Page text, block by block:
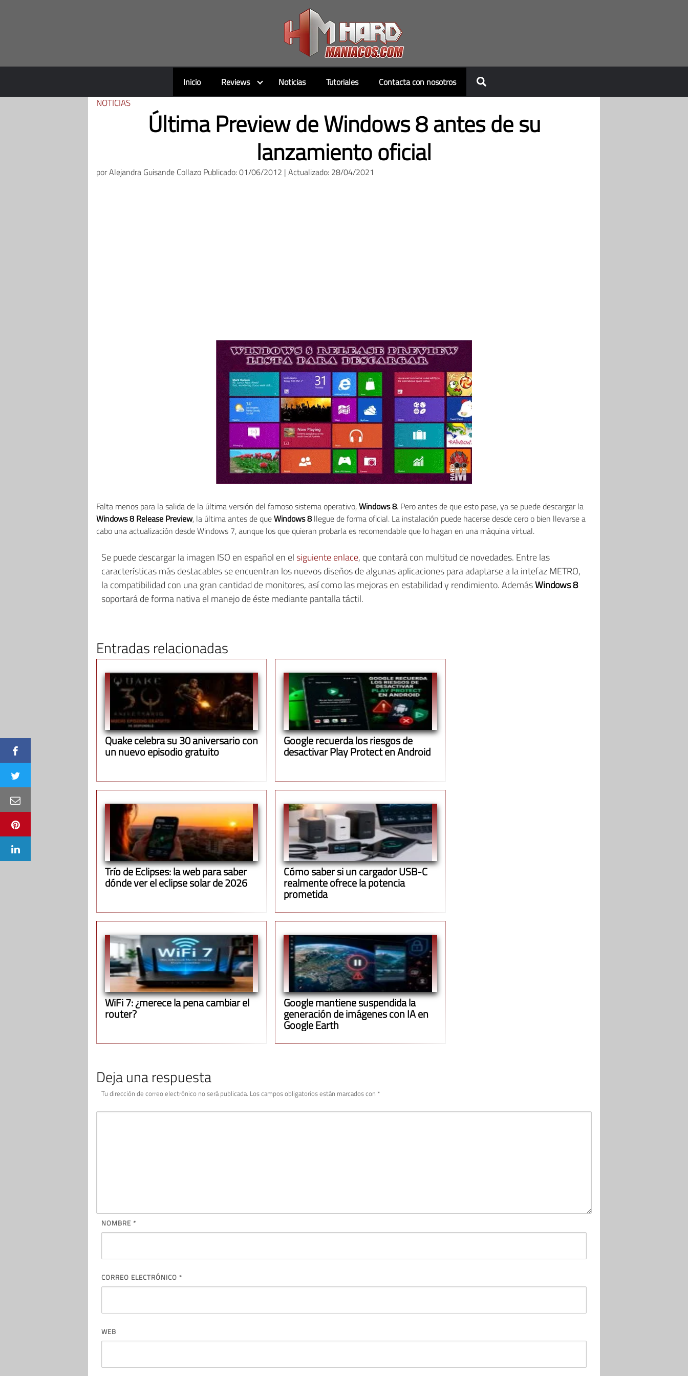
Inicio Reviews Noticias Tutoriales Contacta con nosotros
NOTICIAS
Última Preview de Windows 8 antes de su
lanzamiento oficial
porAlejandra Guisande Collazo Publicado: 01/06/2012 | Actualizado: 28/04/2021
Falta menos para la salida de la última versión del famoso sistema operativo,Windows 8. Pero antes de que esto pase, ya se puede descargar la
Windows 8 Release Preview, la última antes de queWindows 8 llegue de forma oficial. La instalación puede hacerse desde cero o bien llevarse a
cabo una actualización desde Windows 7, aunque los que quieran probarla es recomendable que lo hagan en una máquina virtual.
Se puede descargar la imagen ISO en español en elsiguiente enlace, que contará con multitud de novedades. Entre las
características más destacables se encuentran los nuevos diseños de algunas aplicaciones para adaptarse a la intefaz METRO,
la compatibilidad con una gran cantidad de monitores, así como las mejoras en estabilidad y rendimiento. AdemásWindows 8
soportará de forma nativa el manejo de éste mediante pantalla táctil.
Entradas relacionadas
Quake celebra su 30 aniversario con
un nuevo episodio gratuito
Google recuerda los riesgos de
desactivar Play Protect en Android
Trío de Eclipses: la web para saber
dónde ver el eclipse solar de 2026
Cómo saber si un cargador USB-C
realmente ofrece la potencia
prometida
WiFi 7: ¿merece la pena cambiar el
router?
Google mantiene suspendida la
generación de imágenes con IA en
Google Earth
Deja una respuesta
Tu dirección de correo electrónico no será publicada. Los campos obligatorios están marcados con *
NOMBRE *
CORREO ELECTRÓNICO *
WEB